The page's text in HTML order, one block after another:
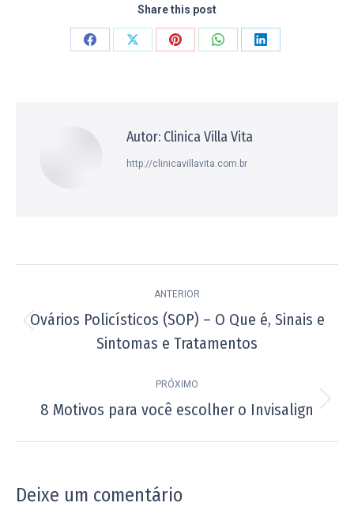
Share this post
CompartilharCompartilharCompartilharCompartilharCompartilhar
Autor: Clinica Villa Vita
http://clinicavillavita.com.br
de
ANTERIOR
Post
anterior:
Ovários Policísticos (SOP) – O Que é, Sinais e
Sintomas e Tratamentos
PRÓXIMO
Próximo
8 Motivos para você escolher o Invisalign
Deixe um comentário